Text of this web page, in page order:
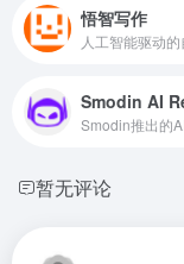
悟智写作
暂无评论